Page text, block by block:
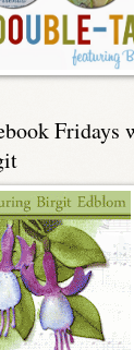
Fridays